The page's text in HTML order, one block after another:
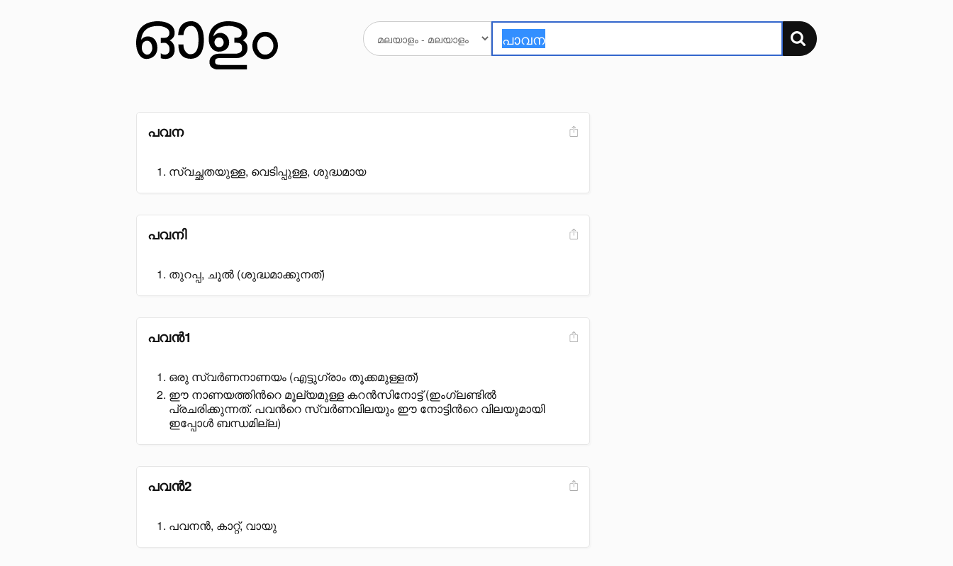
പവന
സ്വച്ഛതയുള്ള, വെടിപ്പുള്ള, ശുദ്ധമായ
പവനി
തുറപ്പ, ചൂൽ (ശുദ്ധമാക്കുനത്)
പവൻ1
ഒരു സ്വർണനാണയം (എട്ടുഗ്രാം തൂക്കമുള്ളത്)
ഈ നാണയത്തിൻറെ മൂല്യമുള്ള കറൻസിനോട്ട് (ഇംഗ്ലണ്ടിൽ
പ്രചരിക്കുന്നത്. പവൻറെ സ്വർണവിലയും ഈ നോട്ടിൻറെ വിലയുമായി
ഇപ്പോൾ ബന്ധമില്ല)
പവൻ2
പവനൻ, കാറ്റ്, വായു